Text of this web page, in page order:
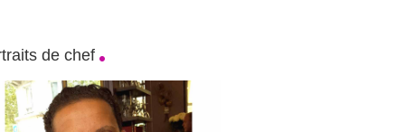
de chef